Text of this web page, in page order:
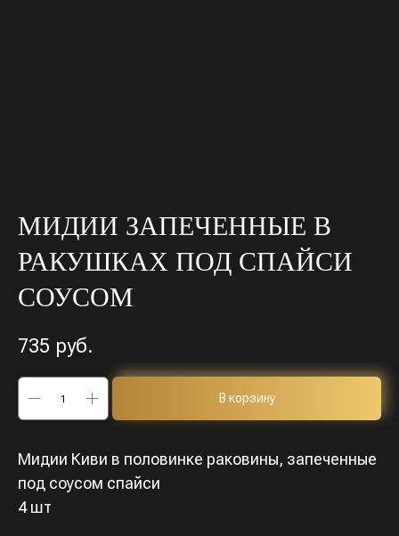
МИДИИ ЗАПЕЧЕННЫЕ В
РАКУШКАХ ПОД СПАЙСИ
СОУСОМ
735 руб.
В корзину
Мидии Киви в половинке раковины, запеченные
под соусом спайси
4 шт